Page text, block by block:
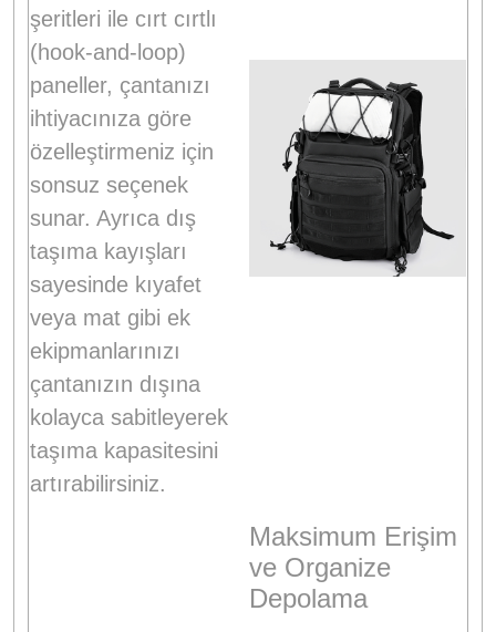
şeritleri ile cırt cırtlı
(hook-and-loop)
paneller, çantanızı
ihtiyacınıza göre
özelleştirmeniz için
sonsuz seçenek
sunar. Ayrıca dış
taşıma kayışları
sayesinde kıyafet
veya mat gibi ek
ekipmanlarınızı
çantanızın dışına
kolayca sabitleyerek
taşıma kapasitesini
artırabilirsiniz.
Maksimum Erişim
ve Organize
Depolama